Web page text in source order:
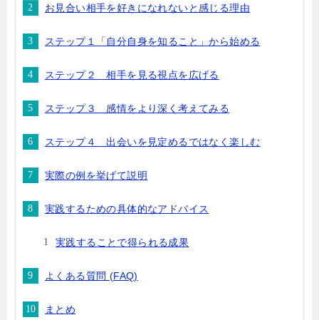
お見合い相手を好きになれないと感じる理由
ステップ１「自分自身を知ること」から始める
ステップ２ 相手を見る視点を広げる
ステップ３ 感情をより深く考えてみる
ステップ４ 出会いを見定めるではなく楽しむ
実際の例を挙げて説明
実践するための具体的なアドバイス
実践することで得られる成果
よくある質問 (FAQ)
まとめ